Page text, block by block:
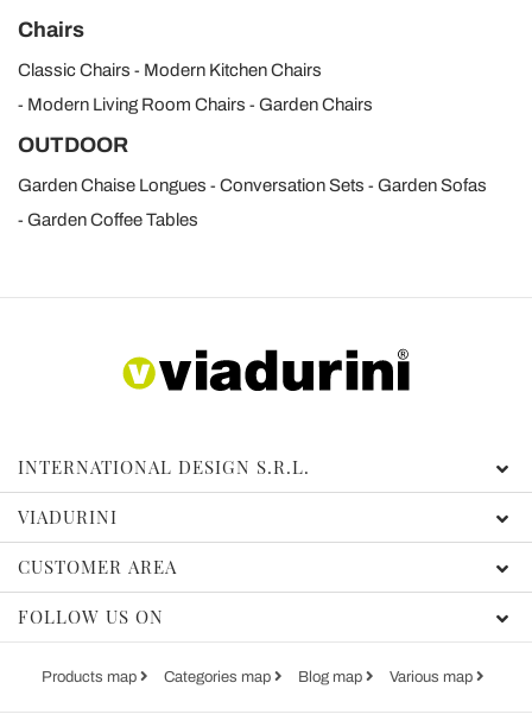
Chairs
Classic Chairs
Modern Kitchen Chairs
Modern Living Room Chairs
Garden Chairs
OUTDOOR
Garden Chaise Longues Conversation Sets
Garden Sofas
Garden Coffee Tables
INTERNATIONAL DESIGN S.R.L.
VIADURINI
CUSTOMER AREA
FOLLOW US ON
Products map Categories map Blog map Various map